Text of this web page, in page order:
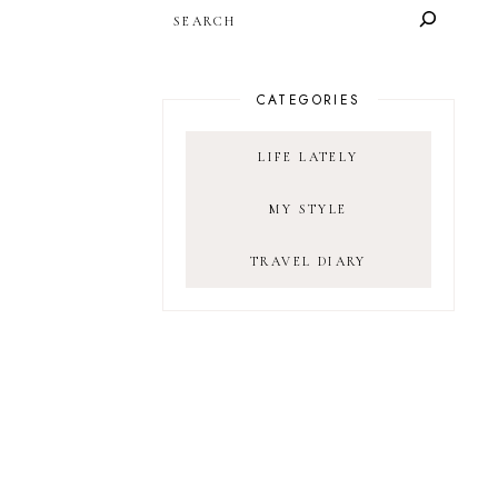
CATEGORIES
LIFE LATELY
MY STYLE
TRAVEL DIARY